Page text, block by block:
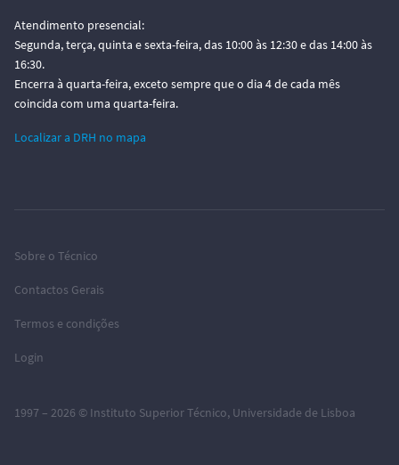
Atendimento presencial:
Segunda, terça, quinta e sexta-feira, das 10:00 às 12:30 e das 14:00 às
16:30.
Encerra à quarta-feira, exceto sempre que o dia 4 de cada mês
coincida com uma quarta-feira.
Localizar a DRH no mapa
Sobre o Técnico
Contactos Gerais
Termos e condições
Login
1997 – 2026 © Instituto Superior Técnico, Universidade de Lisboa